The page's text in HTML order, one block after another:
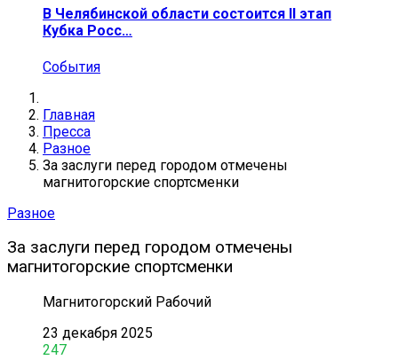
В Челябинской области состоится II этап
Кубка Росс…
События
Главная
Пресса
Разное
За заслуги перед городом отмечены
магнитогорские спортсменки
Разное
За заслуги перед городом отмечены
магнитогорские спортсменки
Магнитогорский Рабочий
23 декабря 2025
247